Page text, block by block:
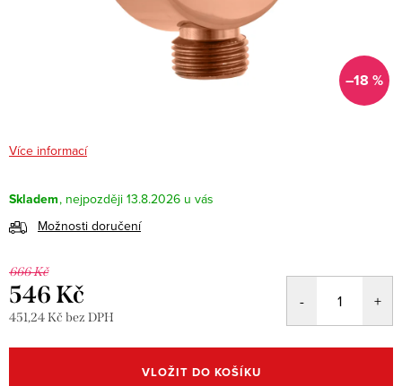
–18 %
Více informací
Skladem
13.8.2026
Možnosti doručení
666 Kč
546 Kč
451,24 Kč bez DPH
cena:
VLOŽIT DO KOŠÍKU